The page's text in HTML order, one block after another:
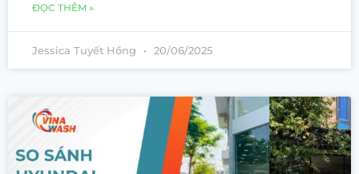
ĐỌC THÊM »
Jessica Tuyết Hồng 20/06/2025